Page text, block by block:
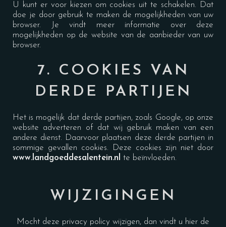
U kunt er voor kiezen om cookies uit te schakelen. Dat
doe je door gebruik te maken de mogelijkheden van uw
browser. Je vindt meer informatie over deze
mogelijkheden op de website van de aanbieder van uw
browser.
7. COOKIES VAN
DERDE PARTIJEN
Het is mogelijk dat derde partijen, zoals Google, op onze
website adverteren of dat wij gebruik maken van een
andere dienst. Daarvoor plaatsen deze derde partijen in
sommige gevallen cookies. Deze cookies zijn niet door
www.landgoeddesalentein.n te beïnvloeden.
WIJZIGINGEN
Mocht deze privacy policy wijzigen, dan vindt u hier de